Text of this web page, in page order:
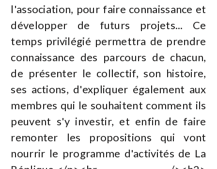
l'association, pour faire connaissance et
développer de futurs projets... Ce
temps privilégié permettra de prendre
connaissance des parcours de chacun,
de présenter le collectif, son histoire,
ses actions, d'expliquer également aux
membres qui le souhaitent comment ils
peuvent s'y investir, et enfin de faire
remonter les propositions qui vont
nourrir le programme d'activités de La